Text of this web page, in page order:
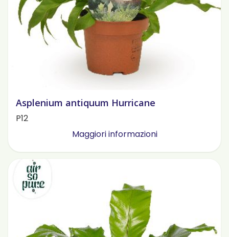
Asplenium antiquum Hurricane
P12
Maggiori informazioni